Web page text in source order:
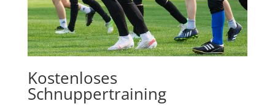
Kostenloses
Schnuppertraining